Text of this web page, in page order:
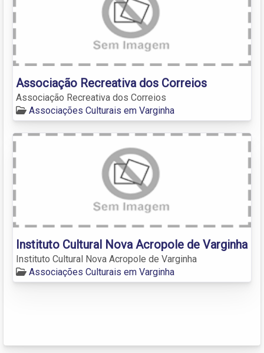
Associação Recreativa dos Correios
Associação Recreativa dos Correios
Associações Culturais em Varginha
Instituto Cultural Nova Acropole de Varginha
Instituto Cultural Nova Acropole de Varginha
Associações Culturais em Varginha